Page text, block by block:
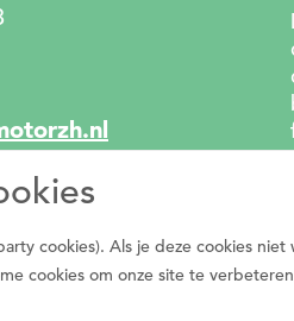
cookies). Als je deze cookies
cookies om onze site te